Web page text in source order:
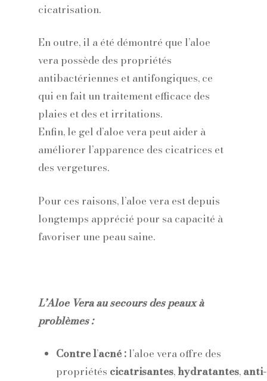
cicatrisation.
En outre, il a été démontré que l’aloe
vera possède des propriétés
antibactériennes et antifongiques, ce
qui en fait un traitement efficace des
plaies et des et irritations.
Enfin, le gel d’aloe vera peut aider à
améliorer l’apparence des cicatrices et
des vergetures.
Pour ces raisons, l’aloe vera est depuis
longtemps apprécié pour sa capacité à
favoriser une peau saine.
L’Aloe Vera au secours des peaux à
problèmes :
Contre l’acné :l’aloe vera offre des
propriétés cicatrisantes,hydratantes,anti-